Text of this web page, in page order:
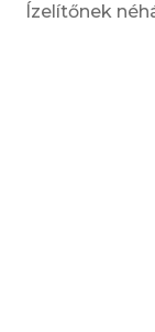
Ízelítőnek